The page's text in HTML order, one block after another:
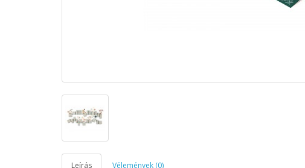
Leírás Vélemények (0)